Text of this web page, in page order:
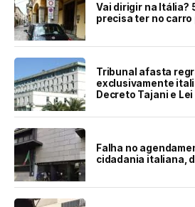
Vai dirigir na Itália?
precisa ter no
Tribunal afasta
exclusivamente
Decreto Tajani e Lei
Falha no
cidadania italiana,